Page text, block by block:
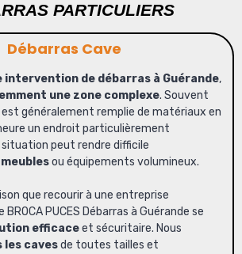
PARTICULIERS
Débarras Cave
intervention de débarras à Guérande,
une zone complexe. Souvent
est généralement remplie de matériaux en
un endroit particulièrement
peut rendre difficile
ou équipements volumineux.
que recourir à une entreprise
PUCES Débarras à Guérande se
efficaceet sécuritaire. Nous
les cavesde toutes tailles et